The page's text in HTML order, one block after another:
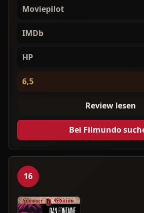
Moviepilot
IMDb
HP
6,5
Review lesen
Bei Filmundo
16